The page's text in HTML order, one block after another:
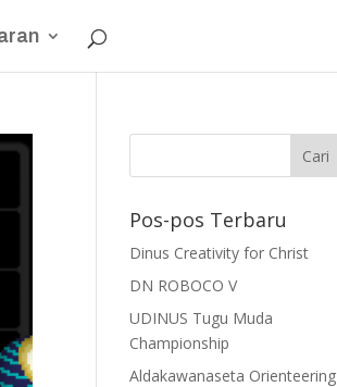
Pos-pos Terbaru
Dinus Creativity for Christ
DN ROBOCO V
UDINUS Tugu Muda
Championship
Aldakawanaseta Orienteering